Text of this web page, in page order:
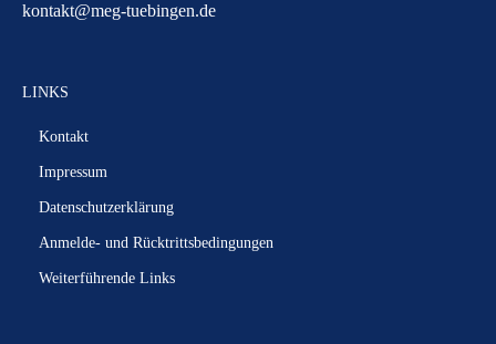
kontakt@meg-tuebingen.de
LINKS
Kontakt
Impressum
Datenschutzerklärung
Anmelde- und Rücktrittsbedingungen
Weiterführende Links